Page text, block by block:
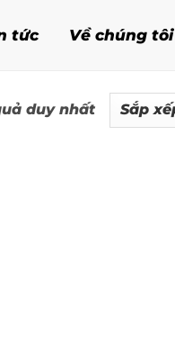
tức Về chúng tôi
duy nhất